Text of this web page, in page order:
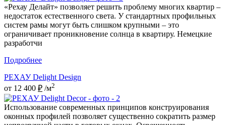
«Рехау Делайт» позволяет решить проблему многих квартир –
недостаток естественного света. У стандартных профильных
систем рамы могут быть слишком крупными – это
ограничивает проникновение солнца в квартиру. Немецкие
разработчи
Подробнее
РЕХАУ Delight Design
от 12 400 ₽ /м2
Использование современных принципов конструирования
оконных профилей позволяет существенно сократить размер